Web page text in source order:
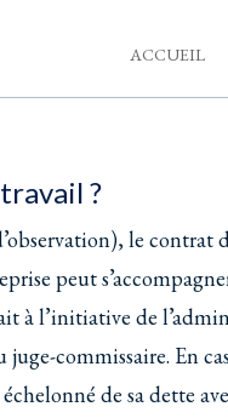
ACCUEIL
?
le
peut
à l’initiative de
commissaire. En
de sa dette